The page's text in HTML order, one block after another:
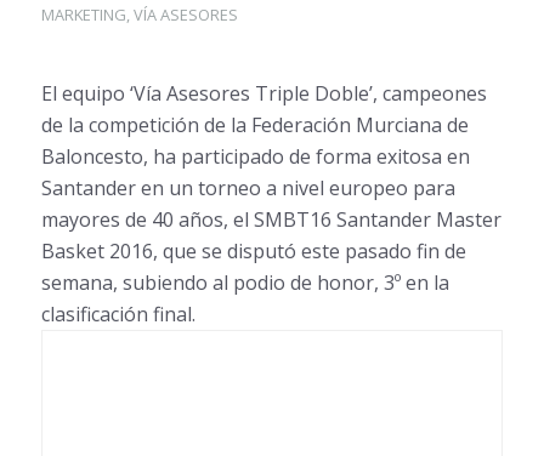
MARKETING,VÍA ASESORES
El equipo ‘Vía Asesores Triple Doble’, campeones
de la competición de la Federación Murciana de
Baloncesto, ha participado de forma exitosa en
Santander en un torneo a nivel europeo para
mayores de 40 años, el SMBT16 Santander Master
Basket 2016, que se disputó este pasado fin de
semana, subiendo al podio de honor, 3º en la
clasificación final.